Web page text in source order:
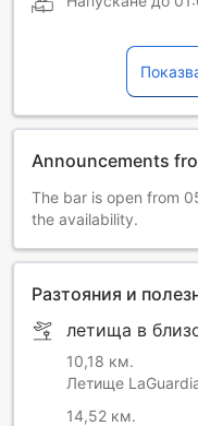
Announcements
The bar is open from
the availability.
Разтояния и
летища в
10,18 км.
Летище
14,52 км.